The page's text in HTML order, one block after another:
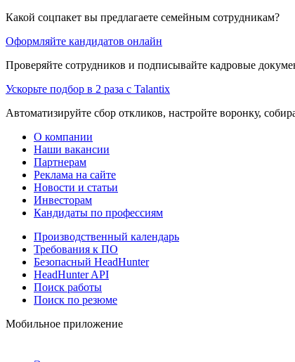
Какой соцпакет вы предлагаете семейным сотрудникам?
Оформляйте кандидатов онлайн
Проверяйте сотрудников и подписывайте кадровые
Ускорьте подбор в 2 раза с Talantix
Автоматизируйте сбор откликов, настройте воронку,
О компании
Наши вакансии
Партнерам
Реклама на сайте
Новости и статьи
Инвесторам
Кандидаты по профессиям
Производственный календарь
Требования к ПО
Безопасный HeadHunter
HeadHunter API
Поиск работы
Поиск по резюме
Мобильное приложение